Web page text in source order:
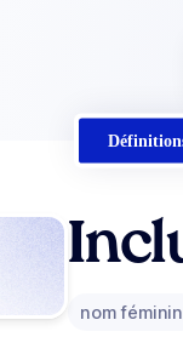
nom féminin